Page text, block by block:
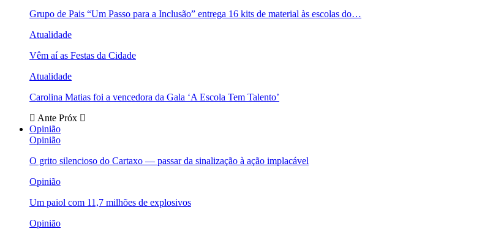
Grupo de Pais “Um Passo para a Inclusão” entrega 16 kits de material às escolas do…
Atualidade
Vêm aí as Festas da Cidade
Atualidade
Carolina Matias foi a vencedora da Gala ‘A Escola Tem Talento’
Ante Próx
Opinião
Opinião
O grito silencioso do Cartaxo — passar da sinalização à ação implacável
Opinião
Um paiol com 11,7 milhões de explosivos
Opinião